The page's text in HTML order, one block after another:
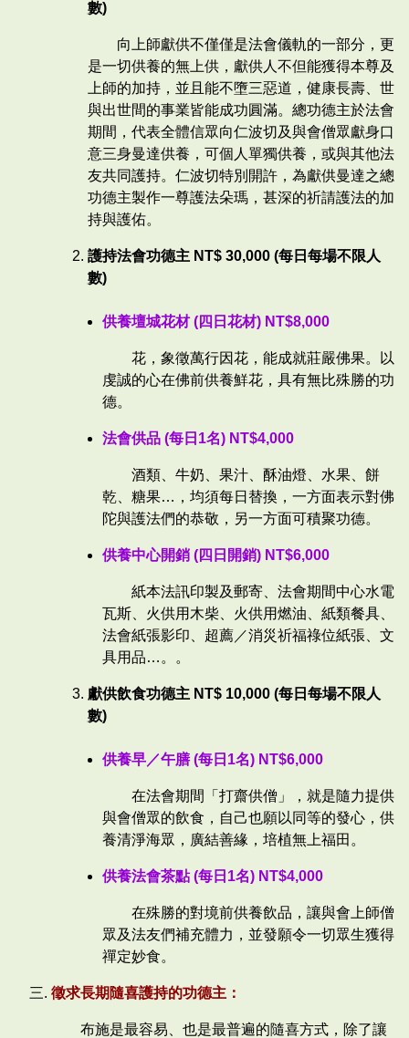
數)
向上師獻供不僅僅是法會儀軌的一部分，更
是一切供養的無上供，獻供人不但能獲得本尊及
上師的加持，並且能不墮三惡道，健康長壽、世
與出世間的事業皆能成功圓滿。總功德主於法會
期間，代表全體信眾向仁波切及與會僧眾獻身口
意三身曼達供養，可個人單獨供養，或與其他法
友共同護持。仁波切特別開許，為獻供曼達之總
功德主製作一尊護法朵瑪，甚深的祈請護法的加
持與護佑。
護持法會功德主 NT$ 30,000 (每日每場不限人
數)
供養壇城花材 (四日花材) NT$8,000
花，象徵萬行因花，能成就莊嚴佛果。以
虔誠的心在佛前供養鮮花，具有無比殊勝的功
德。
法會供品 (每日1名) NT$4,000
酒類、牛奶、果汁、酥油燈、水果、餅
乾、糖果…，均須每日替換，一方面表示對佛
陀與護法們的恭敬，另一方面可積聚功德。
供養中心開銷 (四日開銷) NT$6,000
紙本法訊印製及郵寄、法會期間中心水電
瓦斯、火供用木柴、火供用燃油、紙類餐具、
法會紙張影印、超薦／消災祈福祿位紙張、文
具用品…。。
獻供飲食功德主 NT$ 10,000 (每日每場不限人
數)
供養早／午膳 (每日1名) NT$6,000
在法會期間「打齋供僧」，就是隨力提供
與會僧眾的飲食，自己也願以同等的發心，供
養清淨海眾，廣結善緣，培植無上福田。
供養法會茶點 (每日1名) NT$4,000
在殊勝的對境前供養飲品，讓與會上師僧
眾及法友們補充體力，並發願令一切眾生獲得
禪定妙食。
徵求長期隨喜護持的功德主：
布施是最容易、也是最普遍的隨喜方式，除了讓